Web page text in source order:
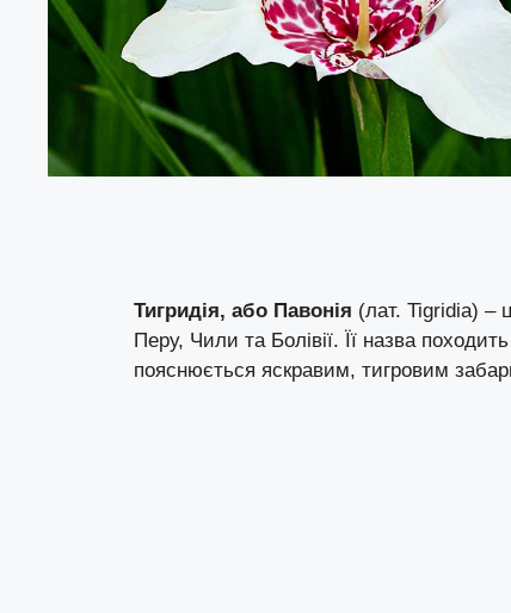
Тигридія, або Павонія (лат. Tigridia) –
Перу, Чили та Болівії. Її назва
пояснюється яскравим, тигровим